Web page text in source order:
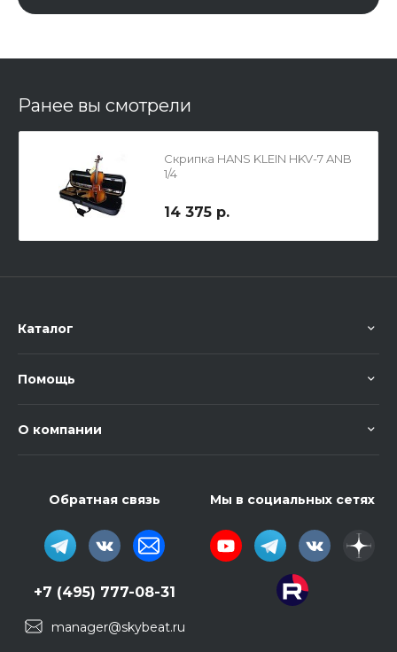
Ранее вы смотрели
Скрипка HANS KLEIN HKV-7 ANB
1/4
14 375 р.
Каталог
Помощь
О компании
Обратная связь
+7 (495) 777-08-31
manager@skybeat.ru
Мы в социальных сетях